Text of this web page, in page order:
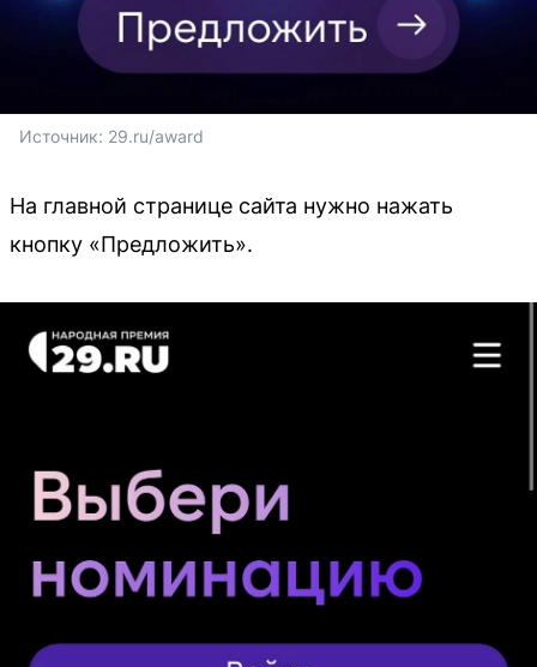
Источник: 29.ru/award
На главной странице сайта нужно нажать
кнопку «Предложить».